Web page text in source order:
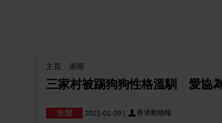
主頁 港聞
三家村被踢狗狗性格溫馴 愛協
2021-01-09 | 香港動物報